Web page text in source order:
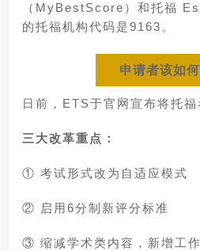
（MyBestScore）和托福
的托福机构代码是9163。
申请者该如
日前，ETS于官网宣布将托福
三大改革重点：
① 考试形式改为自适应模式
② 启用6分制新评分标准
③ 缩减学术类内容，新增工作